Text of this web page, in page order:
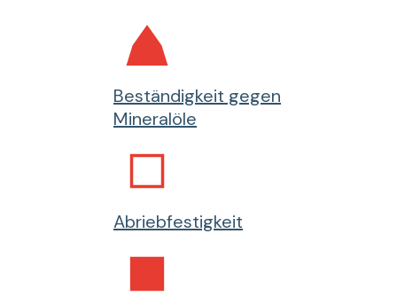
Beständigkeit gegen
Mineralöle
Abriebfestigkeit